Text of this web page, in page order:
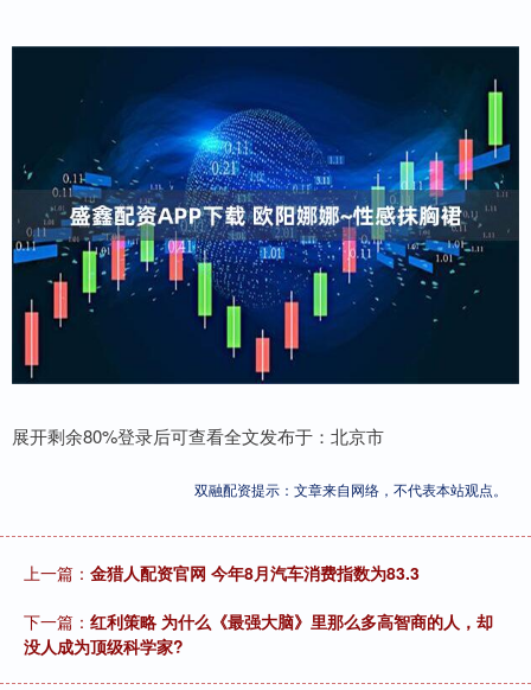
展开剩余80%登录后可查看全文发布于：北京市
双融配资提示：文章来自网络，不代表本站观点。
上一篇： 金猎人配资官网 今年8月汽车消费指数为83.3
下一篇： 红利策略 为什么《最强大脑》里那么多高智商的人，却
没人成为顶级科学家?